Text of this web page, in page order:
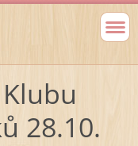
28.10.